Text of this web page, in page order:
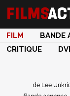
FILM BANDE
CRITIQUE
de Lee